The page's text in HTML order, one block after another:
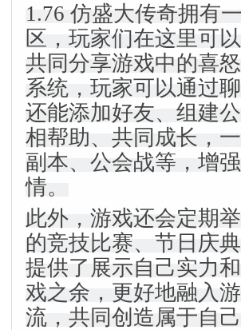
1.76 仿盛大传奇拥有
区，玩家们在这里可
共同分享游戏中的喜
系统，玩家可以通过
还能添加好友、组建
相帮助、共同成长，
副本、公会战等，增
情。
此外，游戏还会定期
的竞技比赛、节日庆
提供了展示自己实力
戏之余，更好地融入
流，共同创造属于自